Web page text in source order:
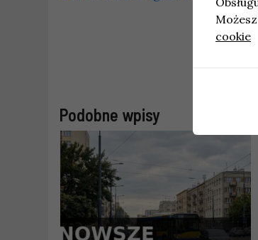
Podobne wpisy
cookie